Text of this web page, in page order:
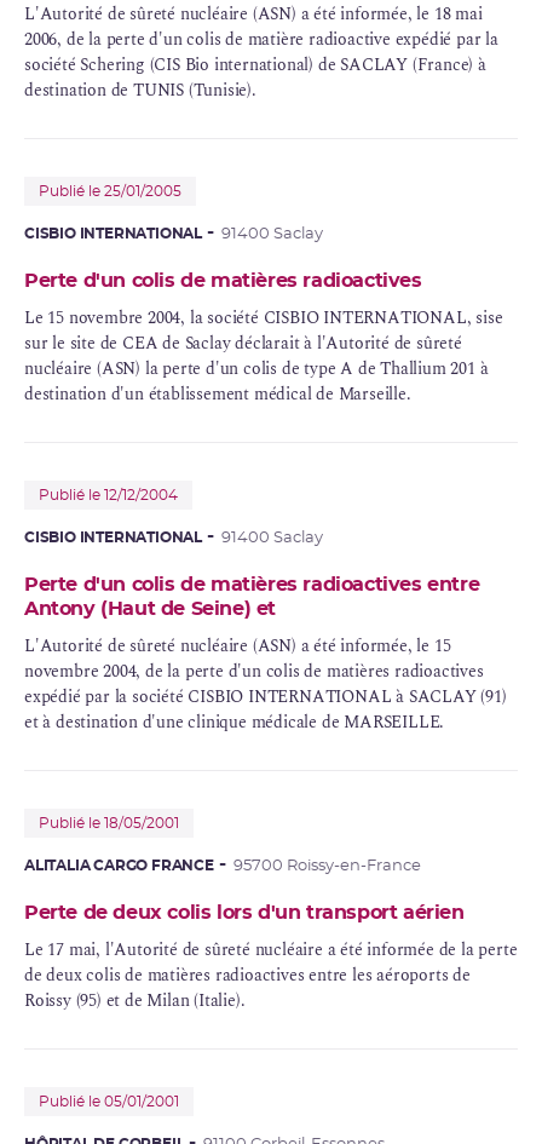
L'Autorité de sûreté nucléaire (ASN) a été informée, le 18 mai
2006, de la perte d'un colis de matière radioactive expédié par la
société Schering (CIS Bio international) de SACLAY (France) à
destination de TUNIS (Tunisie).
Publié le 25/01/2005
CISBIO INTERNATIONAL 91400 Saclay
Perte d'un colis de matières radioactives
Le 15 novembre 2004, la société CISBIO INTERNATIONAL, sise
sur le site de CEAde Saclay déclarait à l'Autorité de sûreté
nucléaire (ASN) la perte d'un colis de type A de Thallium 201 à
destination d'un établissement médical de Marseille.
Publié le 12/12/2004
CISBIO INTERNATIONAL 91400 Saclay
Perte d'un colis de matières radioactives entre
Antony (Haut de Seine) et
L'Autorité de sûreté nucléaire (ASN) a été informée, le 15
novembre 2004, de la perte d'un colis de matières radioactives
expédié par la société CISBIO INTERNATIONAL à SACLAY (91)
et à destination d'une clinique médicale de MARSEILLE.
Publié le 18/05/2001
ALITALIA CARGO FRANCE 95700 Roissy-en-France
Perte de deux colis lors d'un transport aérien
Le 17 mai, l'Autorité de sûreté nucléaire a été informée de la perte
de deux colis de matières radioactives entre les aéroports de
Roissy (95) et de Milan (Italie).
Publié le 05/01/2001